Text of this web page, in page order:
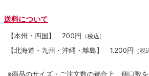
送料について
【本州・四国】 700円 （税込）
【北海道・九州・沖縄・離島】 1,200円 （税
※商品のサイズ・ご注文数の都合上、個口数